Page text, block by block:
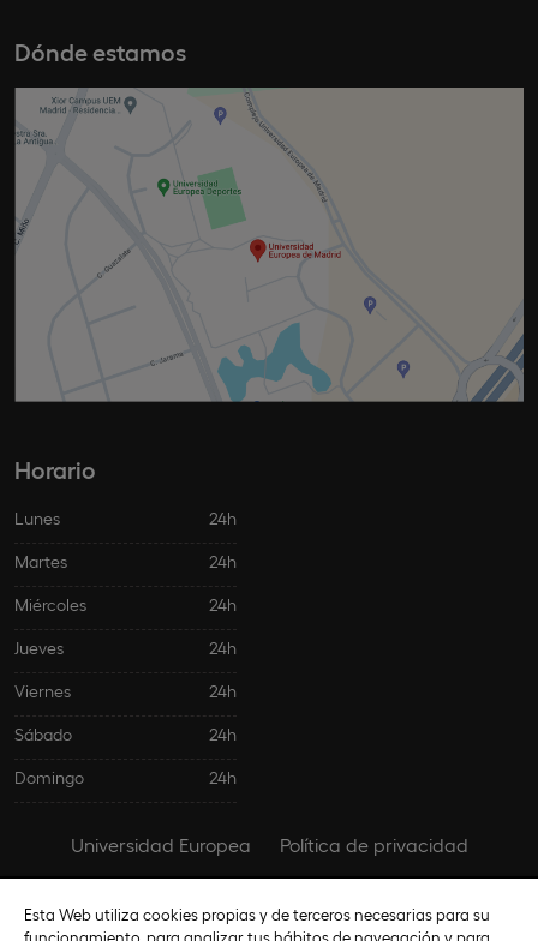
Dónde estamos
Horario
Lunes 24h
Martes 24h
Miércoles 24h
Jueves 24h
Viernes 24h
Sábado 24h
Domingo 24h
Universidad Europea Política de privacidad
Esta Web utiliza cookies propias y de terceros necesarias para su
funcionamiento, para analizar tus hábitos de navegación y para